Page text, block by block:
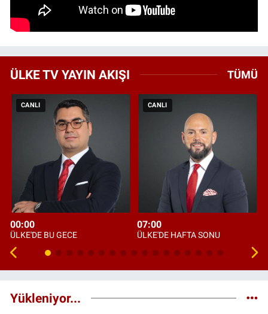
ÜLKE TV YAYIN AKIŞI TÜMÜ
CANLI
00:00
ÜLKE'DE BU GECE
CANLI
07:00
ÜLKE'DE HAFTA SONU
Yükleniyor...